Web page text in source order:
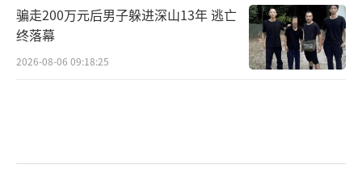
骗走200万元后男子躲进深山13年 逃亡
终落幕
2026-08-06 09:18:25